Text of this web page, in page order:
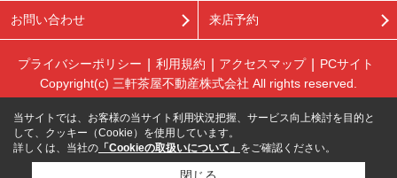
お問い合わせ 来店予約
プライバシーポリシー 利用規約 アクセスマップ
PCサイト
Copyright(c) 三軒茶屋不動産株式会社 All rights reserved.
当サイトでは、お客様の当サイト利用状況把握、サービス向上検討を目的と
して、クッキー（Cookie）を使用しています。
詳しくは、当社の 「Cookieの取扱いについて」 をご確認ください。